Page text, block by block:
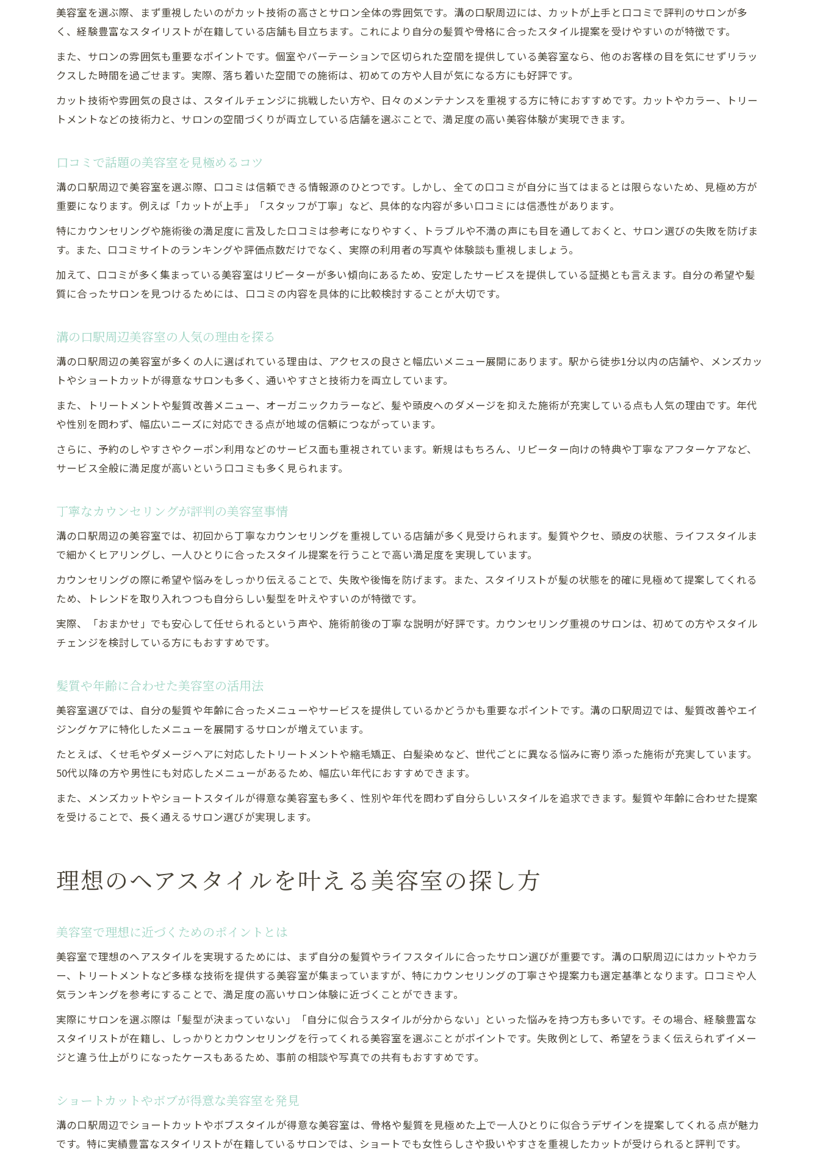
溝の口駅周辺でメンズカットが評判の理由
美容室選びに迷ったときのおまかせ活用術
人気や口コミで知る美容室のおすすめポイント
口コミで高評価の美容室の特徴をチェック
人気美容室のトリートメントが選ばれる理由
ランキング上位の美容室が提供するサービス
髪質改善が得意な美容室を選ぶ理由とは
髪質改善が得意な美容室の施術内容を解説
美容室で受けるトリートメントの効果とは
縮毛矯正に対応した美容室の強みを紹介
美容室のプライベート空間でくつろぐ魅力
美容室選びで重視したいリラクゼーション
メンズにおすすめの溝の口駅美容室の魅力
男性向けカットが得意な美容室の選び方
ビジネスマンにも好評な美容室の工夫
美容室を選ぶ際、まず重視したいのがカット技術の高さとサロン全体の雰囲気です。溝の口駅周辺には、カットが上手と口コミで評判のサロンが多
く、経験豊富なスタイリストが在籍している店舗も目立ちます。これにより自分の髪質や骨格に合ったスタイル提案を受けやすいのが特徴です。
また、サロンの雰囲気も重要なポイントです。個室やパーテーションで区切られた空間を提供している美容室なら、他のお客様の目を気にせずリラッ
クスした時間を過ごせます。実際、落ち着いた空間での施術は、初めての方や人目が気になる方にも好評です。
カット技術や雰囲気の良さは、スタイルチェンジに挑戦したい方や、日々のメンテナンスを重視する方に特におすすめです。カットやカラー、トリー
トメントなどの技術力と、サロンの空間づくりが両立している店舗を選ぶことで、満足度の高い美容体験が実現できます。
口コミで話題の美容室を見極めるコツ
溝の口駅周辺で美容室を選ぶ際、口コミは信頼できる情報源のひとつです。しかし、全ての口コミが自分に当てはまるとは限らないため、見極め方が
重要になります。例えば「カットが上手」「スタッフが丁寧」など、具体的な内容が多い口コミには信憑性があります。
特にカウンセリングや施術後の満足度に言及した口コミは参考になりやすく、トラブルや不満の声にも目を通しておくと、サロン選びの失敗を防げま
す。また、口コミサイトのランキングや評価点数だけでなく、実際の利用者の写真や体験談も重視しましょう。
加えて、口コミが多く集まっている美容室はリピーターが多い傾向にあるため、安定したサービスを提供している証拠とも言えます。自分の希望や髪
質に合ったサロンを見つけるためには、口コミの内容を具体的に比較検討することが大切です。
溝の口駅周辺美容室の人気の理由を探る
溝の口駅周辺の美容室が多くの人に選ばれている理由は、アクセスの良さと幅広いメニュー展開にあります。駅から徒歩1分以内の店舗や、メンズカッ
トやショートカットが得意なサロンも多く、通いやすさと技術力を両立しています。
また、トリートメントや髪質改善メニュー、オーガニックカラーなど、髪や頭皮へのダメージを抑えた施術が充実している点も人気の理由です。年代
や性別を問わず、幅広いニーズに対応できる点が地域の信頼につながっています。
さらに、予約のしやすさやクーポン利用などのサービス面も重視されています。新規はもちろん、リピーター向けの特典や丁寧なアフターケアなど、
サービス全般に満足度が高いという口コミも多く見られます。
丁寧なカウンセリングが評判の美容室事情
溝の口駅周辺の美容室では、初回から丁寧なカウンセリングを重視している店舗が多く見受けられます。髪質やクセ、頭皮の状態、ライフスタイルま
で細かくヒアリングし、一人ひとりに合ったスタイル提案を行うことで高い満足度を実現しています。
カウンセリングの際に希望や悩みをしっかり伝えることで、失敗や後悔を防げます。また、スタイリストが髪の状態を的確に見極めて提案してくれる
ため、トレンドを取り入れつつも自分らしい髪型を叶えやすいのが特徴です。
実際、「おまかせ」でも安心して任せられるという声や、施術前後の丁寧な説明が好評です。カウンセリング重視のサロンは、初めての方やスタイル
チェンジを検討している方にもおすすめです。
髪質や年齢に合わせた美容室の活用法
美容室選びでは、自分の髪質や年齢に合ったメニューやサービスを提供しているかどうかも重要なポイントです。溝の口駅周辺では、髪質改善やエイ
ジングケアに特化したメニューを展開するサロンが増えています。
たとえば、くせ毛やダメージヘアに対応したトリートメントや縮毛矯正、白髪染めなど、世代ごとに異なる悩みに寄り添った施術が充実しています。
50代以降の方や男性にも対応したメニューがあるため、幅広い年代におすすめできます。
また、メンズカットやショートスタイルが得意な美容室も多く、性別や年代を問わず自分らしいスタイルを追求できます。髪質や年齢に合わせた提案
を受けることで、長く通えるサロン選びが実現します。
理想のヘアスタイルを叶える美容室の探し方
美容室で理想に近づくためのポイントとは
美容室で理想のヘアスタイルを実現するためには、まず自分の髪質やライフスタイルに合ったサロン選びが重要です。溝の口駅周辺にはカットやカラ
ー、トリートメントなど多様な技術を提供する美容室が集まっていますが、特にカウンセリングの丁寧さや提案力も選定基準となります。口コミや人
気ランキングを参考にすることで、満足度の高いサロン体験に近づくことができます。
実際にサロンを選ぶ際は「髪型が決まっていない」「自分に似合うスタイルが分からない」といった悩みを持つ方も多いです。その場合、経験豊富な
スタイリストが在籍し、しっかりとカウンセリングを行ってくれる美容室を選ぶことがポイントです。失敗例として、希望をうまく伝えられずイメー
ジと違う仕上がりになったケースもあるため、事前の相談や写真での共有もおすすめです。
ショートカットやボブが得意な美容室を発見
溝の口駅周辺でショートカットやボブスタイルが得意な美容室は、骨格や髪質を見極めた上で一人ひとりに似合うデザインを提案してくれる点が魅力
です。特に実績豊富なスタイリストが在籍しているサロンでは、ショートでも女性らしさや扱いやすさを重視したカットが受けられると評判です。